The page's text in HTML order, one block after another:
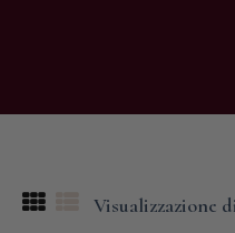
Visualizzazione